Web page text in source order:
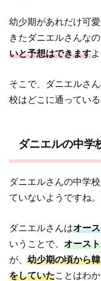
幼少期があれだけ可
きたダニエルさんな
いと予想はできます
そこで、ダニエルさ
校はどこに通ってい
ダニエルの中学
ダニエルさんの中学
ていないようですね。
ダニエルさんはオー
いうことで、オース
が、幼少期の頃から
をしていたことはわ